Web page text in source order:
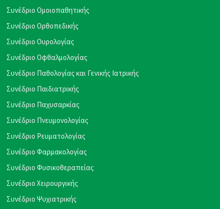
Συνέδριο Ομοιοπαθητικής
Συνέδριο Ορθοπεδικής
Συνέδριο Ουρολογίας
Συνέδριο Οφθαλμολογίας
Συνέδριο Παθολογίας και Γενικής Ιατρικής
Συνέδριο Παιδιατρικής
Συνέδριο Παχυσαρκίας
Συνέδριο Πνευμονολογίας
Συνέδριο Ρευματολογίας
Συνέδριο Φαρμακολογίας
Συνέδριο Φυσικοθεραπείας
Συνέδριο Χειρουργικής
Συνέδριο Ψυχιατρικής